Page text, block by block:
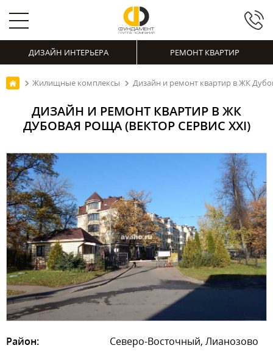
ДИЗАЙН ИНТЕРЬЕРА РЕМОНТ КВАРТИР
Жилищные комплексы Дизайн и ремонт квартир в ЖК
ДИЗАЙН И РЕМОНТ КВАРТИР В ЖК
ДУБОВАЯ РОЩА (ВЕКТОР СЕРВИС XXI)
Район:
Северо-Восточный, Лианозово